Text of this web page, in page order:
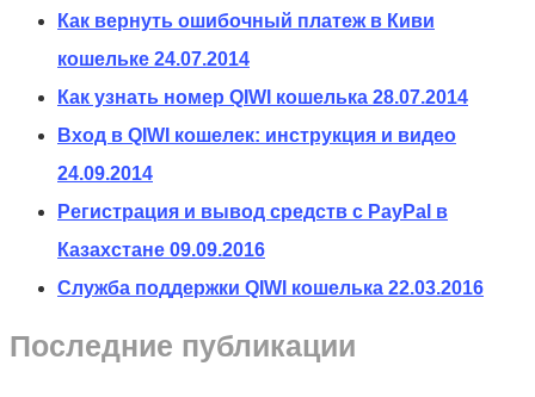
Как вернуть ошибочный платеж в Киви
кошельке 24.07.2014
Как узнать номер QIWI кошелька 28.07.2014
Вход в QIWI кошелек: инструкция и видео
24.09.2014
Регистрация и вывод средств с PayPal в
Казахстане 09.09.2016
Служба поддержки QIWI кошелька 22.03.2016
Последние публикации